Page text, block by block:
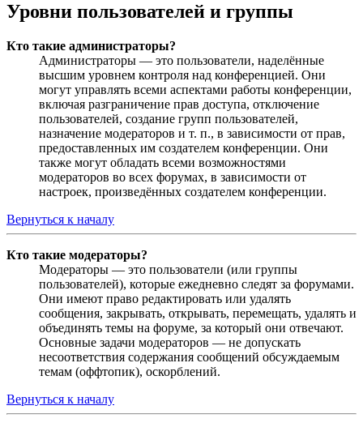
Уровни пользователей и группы
Кто такие администраторы?
Администраторы — это пользователи, наделённые
высшим уровнем контроля над конференцией. Они
могут управлять всеми аспектами работы конференции,
включая разграничение прав доступа, отключение
пользователей, создание групп пользователей,
назначение модераторов и т. п., в зависимости от прав,
предоставленных им создателем конференции. Они
также могут обладать всеми возможностями
модераторов во всех форумах, в зависимости от
настроек, произведённых создателем конференции.
Вернуться к началу
Кто такие модераторы?
Модераторы — это пользователи (или группы
пользователей), которые ежедневно следят за форумами.
Они имеют право редактировать или удалять
сообщения, закрывать, открывать, перемещать, удалять и
объединять темы на форуме, за который они отвечают.
Основные задачи модераторов — не допускать
несоответствия содержания сообщений обсуждаемым
темам (оффтопик), оскорблений.
Вернуться к началу